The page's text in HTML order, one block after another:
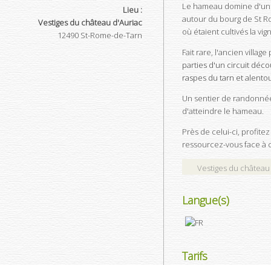
Lieu :
Vestiges du château d'Auriac
12490 St-Rome-de-Tarn
Le hameau domine
autour du bourg de St
où étaient cultivés la
Fait rare, l'ancien
parties d'un circuit
raspes du tarn et
Un sentier de
d'atteindre le hameau.
Près de celui-ci,
ressourcez-vous face à
Vestiges du
Langue(s)
Tarifs